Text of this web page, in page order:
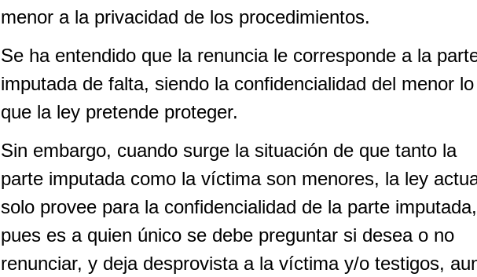
menor a la privacidad de los procedimientos.
Se ha entendido que la renuncia le corresponde a la
imputada de falta, siendo la confidencialidad del menor lo
que la ley pretende proteger.
Sin embargo, cuando surge la situación de que tanto la
parte imputada como la víctima son menores, la ley
solo provee para la confidencialidad de la parte imputada,
pues es a quien único se debe preguntar si desea o no
renunciar, y deja desprovista a la víctima y/o testigos,